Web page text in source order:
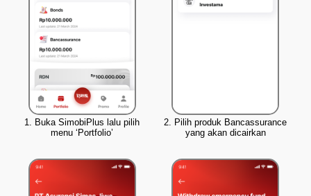
1. Buka SimobiPlus lalu pilih
menu ‘Portfolio’
2. Pilih produk Bancassurance
yang akan dicairkan